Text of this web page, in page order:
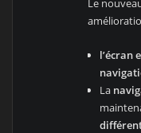
Le
l’écran
La